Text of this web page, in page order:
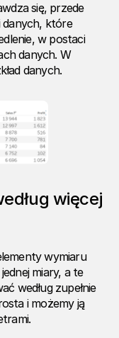
się, przede
danych, które
w postaci
danych. W
danych.
więcej
wymiaru
miary, a te
według zupełnie
i możemy ją